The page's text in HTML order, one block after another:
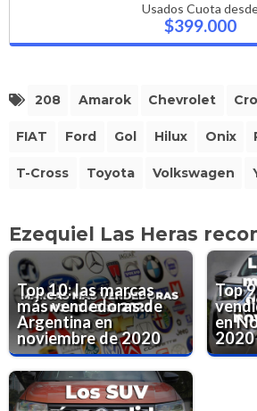
Usados Cuota
$399.000
208 Amarok Chevrolet
FIAT Ford Gol Hilux Onix
T-Cross Toyota Volkswagen
Ezequiel Las Heras
Top 10: las marcas
más vendedoras de
Argentina en
noviembre de 2020
Top
en
2020